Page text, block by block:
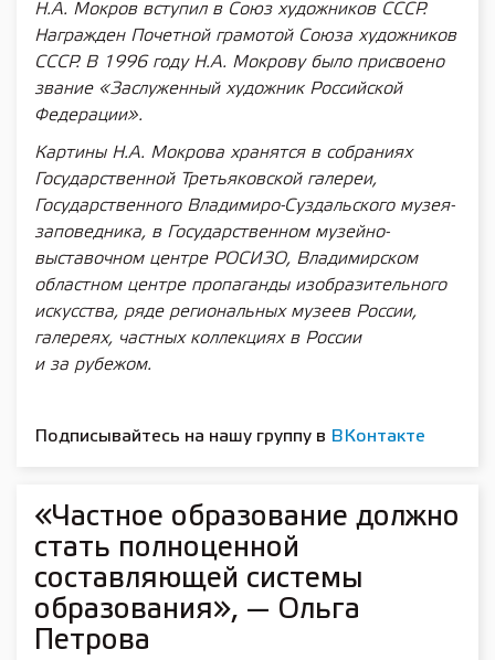
Н.А. Мокров вступил в Союз художников СССР.
Награжден Почетной грамотой Союза художников
СССР. В 1996 году Н.А. Мокрову было присвоено
звание «Заслуженный художник Российской
Федерации».
Картины Н.А. Мокрова хранятся в собраниях
Государственной Третьяковской галереи,
Государственного Владимиро-Суздальского музея-
заповедника, в Государственном музейно-
выставочном центре РОСИЗО, Владимирском
областном центре пропаганды изобразительного
искусства, ряде региональных музеев России,
галереях, частных коллекциях в России
и за рубежом.
Подписывайтесь на нашу группу в ВКонтакте
«Частное образование должно
стать полноценной
составляющей системы
образования», — Ольга
Петрова